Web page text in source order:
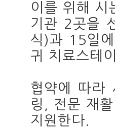
이를 위해 시
기관 2곳을
식)과 15일
귀 치료스테
협약에 따라
링, 전문 재
지원한다.